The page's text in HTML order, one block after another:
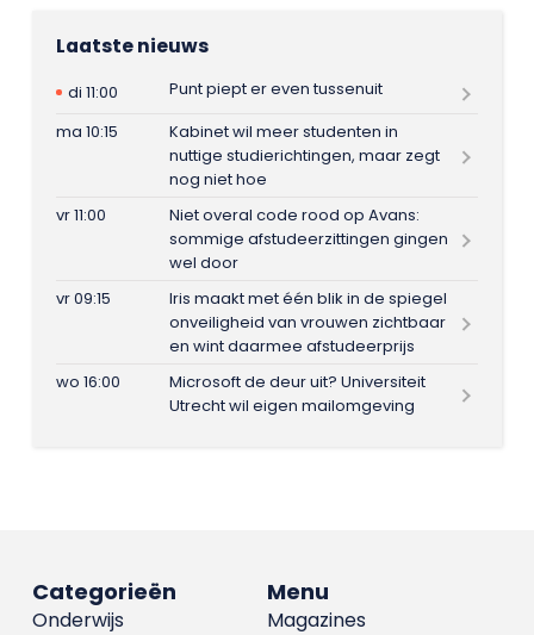
Laatste nieuws
di 11:00
Punt piept er even tussenuit
ma 10:15
Kabinet wil meer studenten in
nuttige studierichtingen, maar zegt
nog niet hoe
vr 11:00
Niet overal code rood op Avans:
sommige afstudeerzittingen gingen
wel door
vr 09:15
Iris maakt met één blik in de spiegel
onveiligheid van vrouwen zichtbaar
en wint daarmee afstudeerprijs
wo 16:00
Microsoft de deur uit? Universiteit
Utrecht wil eigen mailomgeving
Menu
Magazines
Categorieën
Onderwijs